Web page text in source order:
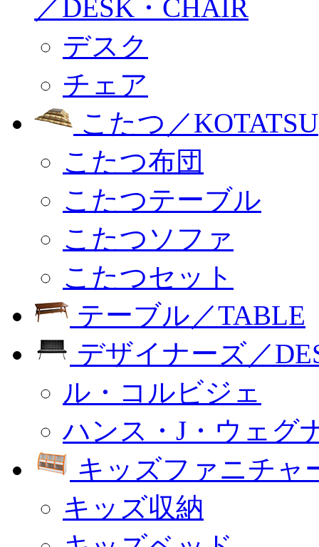
／DESK・CHAIR
デスク
チェア
こたつ／KOTATSU
こたつ布団
こたつテーブル
こたつソファ
こたつセット
テーブル／TABLE
デザイナーズ／
ル・コルビジェ
ハンス・J・ウェグ
キッズファニチャ
キッズ収納